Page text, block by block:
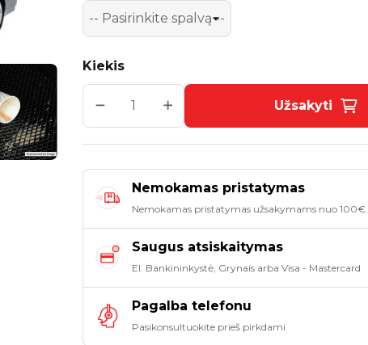
Kiekis
Užsakyti
Nemokamas pristatymas
Nemokamas pristatymas užsakymams nuo 100€.
Saugus atsiskaitymas
El. Bankininkystė, Grynais arba Visa - Mastercard
Pagalba telefonu
Pasikonsultuokite prieš pirkdami